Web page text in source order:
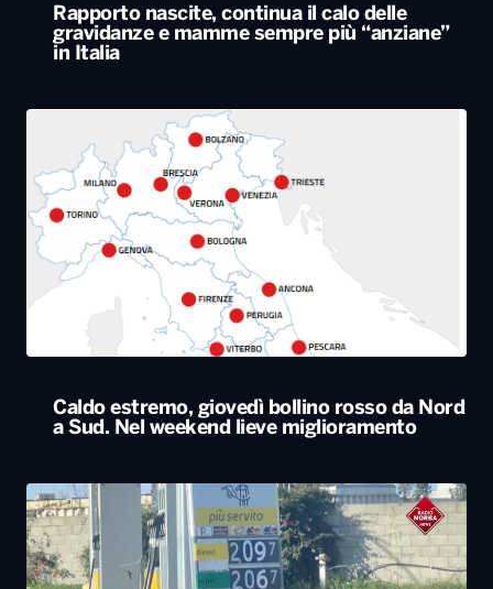
Rapporto nascite, continua il calo delle
gravidanze e mamme sempre più “anziane”
in Italia
Caldo estremo, giovedì bollino rosso da Nord
a Sud. Nel weekend lieve miglioramento